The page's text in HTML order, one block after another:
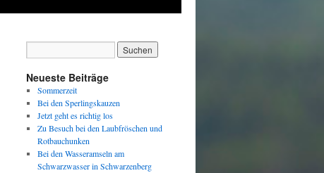
Neueste Beiträge
Sommerzeit
Bei den Sperlingskauzen
Jetzt geht es richtig los
Zu Besuch bei den Laubfröschen und
Rotbauchunken
Bei den Wasseramseln am
Schwarzwasser in Schwarzenberg